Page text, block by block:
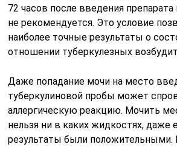
72 часов после введения препарата
не рекомендуется. Это условие
наиболее точные результаты о
отношении туберкулезных
Даже попадание мочи на место
туберкулиновой пробы может
аллергическую реакцию. Мочить
нельзя ни в каких жидкостях,
результаты были положительными.